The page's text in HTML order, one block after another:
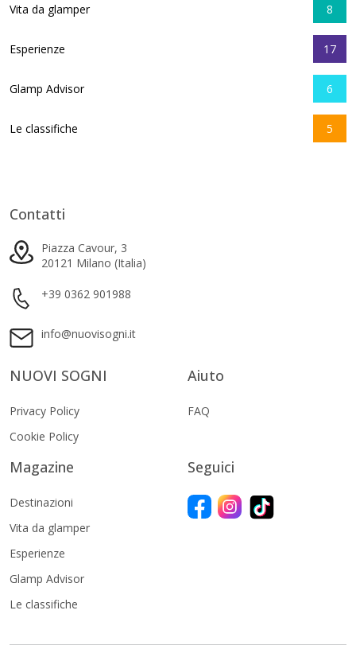
Vita da glamper 8
Esperienze 17
Glamp Advisor 6
Le classifiche 5
Contatti
Piazza Cavour, 3
20121 Milano (Italia)
+39 0362 901988
info@nuovisogni.it
NUOVI SOGNI
Privacy Policy
Cookie Policy
Aiuto
FAQ
Magazine
Destinazioni
Vita da glamper
Esperienze
Glamp Advisor
Le classifiche
Seguici